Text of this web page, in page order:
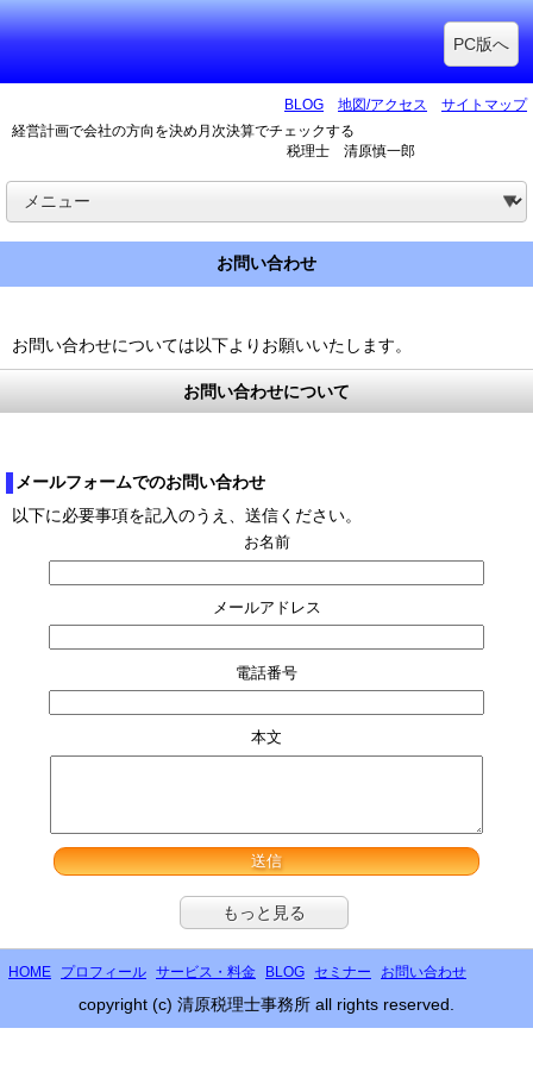
PC版へ
BLOG 地図/アクセス
サイトマップ
経営計画で会社の方向を決め月次決算でチェックする
税理士 清原慎一郎
お問い合わせ
お問い合わせについては以下よりお願いいたします。
お問い合わせについて
メールフォームでのお問い合わせ
以下に必要事項を記入のうえ、送信ください。
お名前
メールアドレス
電話番号
本文
もっと見る
HOME プロフィール サービス・料金 BLOG セミナー お問い合わせ
copyright (c) 清原税理士事務所 all rights reserved.